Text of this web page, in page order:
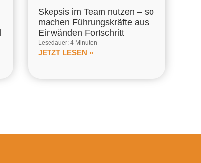
Skepsis im Team nutzen – so
machen Führungskräfte aus
Einwänden Fortschritt
Lesedauer: 4 Minuten
JETZT LESEN »